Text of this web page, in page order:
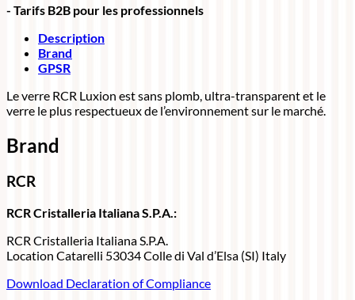
- Tarifs B2B pour les professionnels
Description
Brand
GPSR
Le verre RCR Luxion est sans plomb, ultra-transparent et le
verre le plus respectueux de l’environnement sur le marché.
Brand
RCR
RCR Cristalleria Italiana S.P.A.:
RCR Cristalleria Italiana S.P.A.
Location Catarelli 53034 Colle di Val d’Elsa (SI) Italy
Download Declaration of Compliance